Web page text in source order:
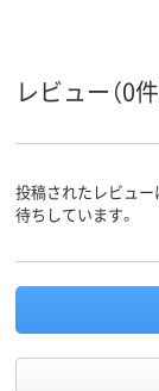
レビュー（0件
投稿されたレビュ
待ちしています。